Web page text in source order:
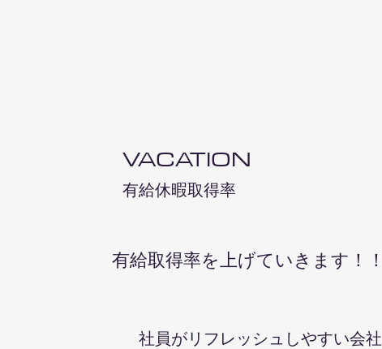
VACATION
​有給休暇取得率
​有給取得率を上げていきます！！
社員がリフレッシュしやすい会社